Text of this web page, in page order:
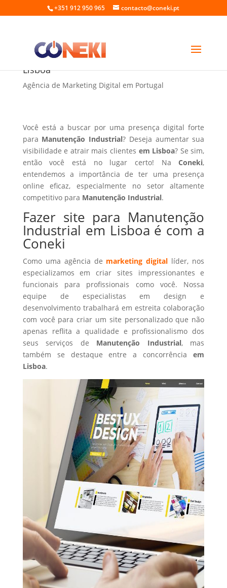
+351 912 950 965 contacto@coneki.pt
Fazer site para Manutenção Industrial em
Lisboa
Agência de Marketing Digital em Portugal
Você está a buscar por uma presença digital forte
para Manutenção Industrial? Deseja aumentar sua
visibilidade e atrair mais clientes em Lisboa? Se sim,
então você está no lugar certo! NaConeki,
entendemos a importância de ter uma presença
online eficaz, especialmente no setor altamente
competitivo para Manutenção Industrial.
Fazer site para Manutenção
Industrial em Lisboa é com a
Coneki
Como uma agência de marketing digital líder, nos
especializamos em criar sites impressionantes e
funcionais para profissionais como você. Nossa
equipe de especialistas em design e
desenvolvimento trabalhará em estreita colaboração
com você para criar um site personalizado que não
apenas reflita a qualidade e profissionalismo dos
seus serviços de Manutenção Industrial, mas
também se destaque entre a concorrênciaem
Lisboa.